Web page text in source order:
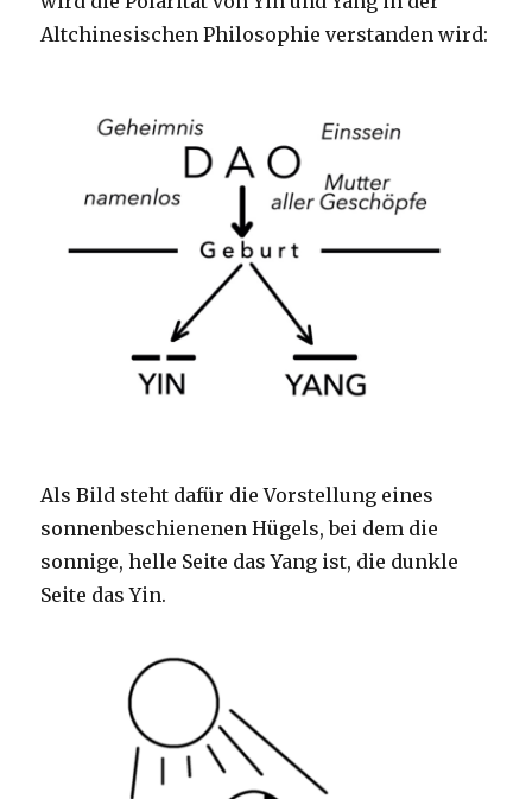
Altchinesischen Philosophie verstanden wird:
Als Bild steht dafür die Vorstellung eines
sonnenbeschienenen Hügels, bei dem die
sonnige, helle Seite das Yang ist, die dunkle
Seite das Yin.